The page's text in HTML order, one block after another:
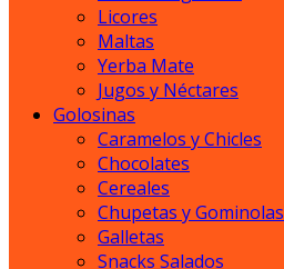
Licores
Maltas
Yerba Mate
Jugos y Néctares
Golosinas
Caramelos y Chicles
Chocolates
Cereales
Chupetas y Gominolas
Galletas
Snacks Salados